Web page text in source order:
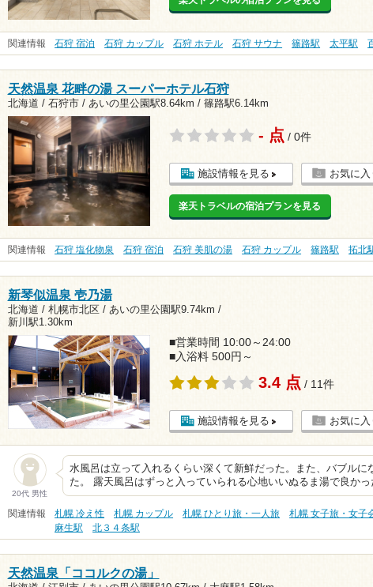
関連情報 石狩 宿泊 石狩 カップル 石狩 ホテル 石狩 サウナ 篠路駅 太平駅
天然温泉 花畔の湯 スーパーホテル石狩
北海道 / 石狩市 / あいの里公園駅8.64km / 篠路駅6.14km
- 点 / 0件
施設情報を見る お気に
楽天トラベルの宿泊プランを見る
関連情報 石狩 塩化物泉 石狩 宿泊 石狩 美肌の湯 石狩 カップル 篠路駅 拓北
新琴似温泉 壱乃湯
北海道 / 札幌市北区 / あいの里公園駅9.74km /
新川駅1.30km
■営業時間 10:00～24:00
■入浴料 500円～
3.4 点 / 11件
施設情報を見る お気に
20代 男性
水風呂は立って入れるくらい深くて新鮮だった。また、バブルに
た。 露天風呂はずっと入っていられる心地いいぬるま湯で良かっ
関連情報 札幌 冷え性 札幌 カップル 札幌 ひとり旅・一人旅 札幌 女子旅・女子
麻生駅
北３４条駅
天然温泉「ココルクの湯」